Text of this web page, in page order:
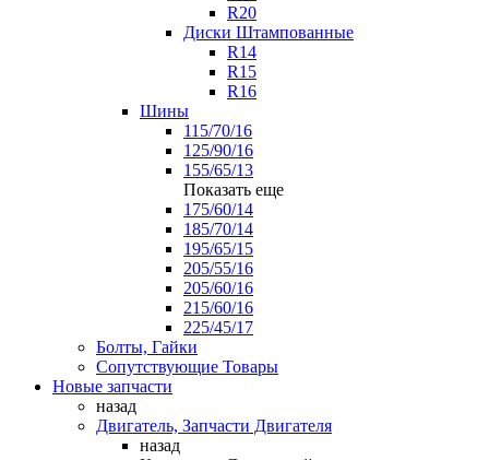
R20
Диски Штампованные
R14
R15
R16
Шины
115/70/16
125/90/16
155/65/13
Показать еще
175/60/14
185/70/14
195/65/15
205/55/16
205/60/16
215/60/16
225/45/17
Болты, Гайки
Сопутствующие Товары
Новые запчасти
назад
Двигатель, Запчасти Двигателя
назад